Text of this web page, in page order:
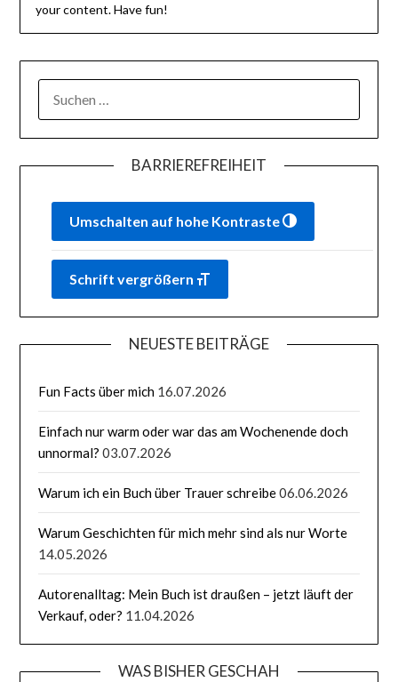
your content. Have fun!
BARRIEREFREIHEIT
Umschalten auf hohe Kontraste
Schrift vergrößern
NEUESTE BEITRÄGE
Fun Facts über mich 16.07.2026
Einfach nur warm oder war das am Wochenende doch
unnormal? 03.07.2026
Warum ich ein Buch über Trauer schreibe06.06.2026
Warum Geschichten für mich mehr sind als nur Worte
14.05.2026
Autorenalltag: Mein Buch ist draußen – jetzt läuft der
Verkauf, oder? 11.04.2026
WAS BISHER GESCHAH